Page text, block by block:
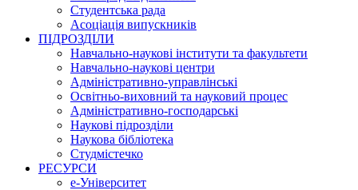
Студентська рада
Асоціація випускників
ПІДРОЗДІЛИ
Навчально-наукові інститути та факультети
Навчально-наукові центри
Адміністративно-управлінські
Освітньо-виховний та науковий процес
Адміністративно-господарські
Наукові підрозділи
Наукова бібліотека
Студмістечко
РЕСУРСИ
е-Університет